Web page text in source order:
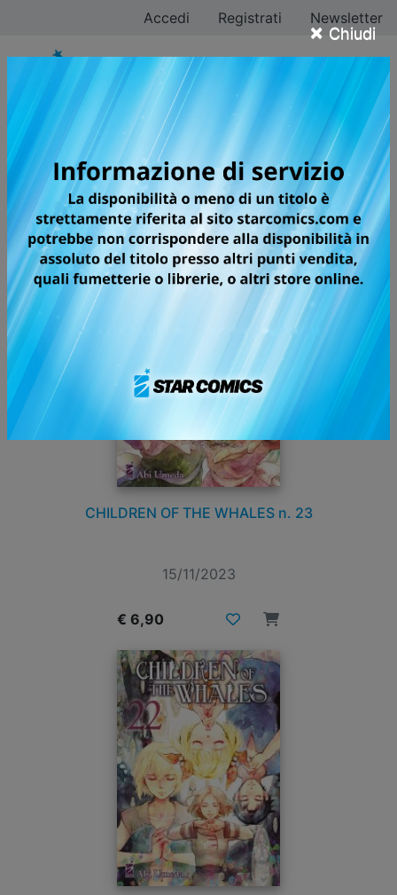
× Chiudi
Accedi Registrati Newsletter
Abi Umeda
Tutti i fumetti
CHILDREN OF THE WHALES n. 23
15/11/2023
€ 6,90